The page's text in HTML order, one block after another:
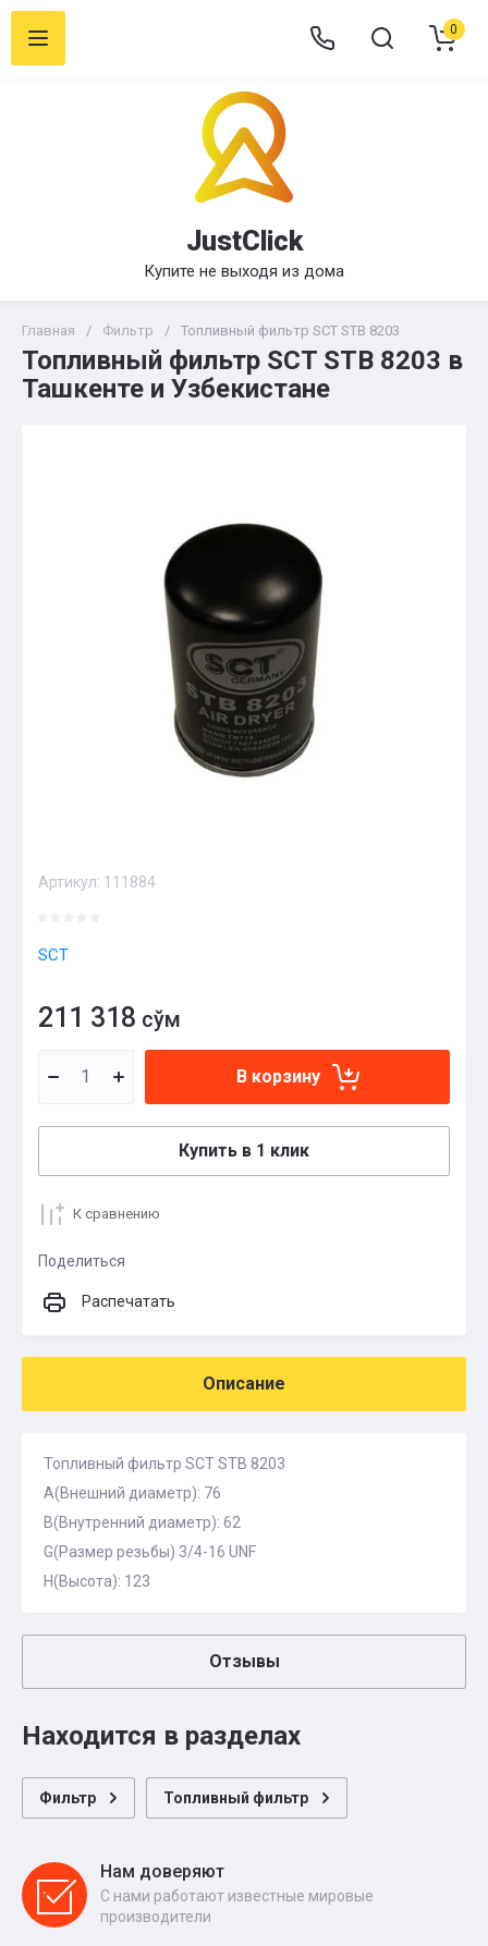
JustClick
Купите не выходя из дома
0
Главная / Фильтр / Топливный фильтр SCT STB 8203
Топливный фильтр SCT STB 8203 в
Ташкенте и Узбекистане
Артикул: 111884
SCT
211 318 сўм
В корзину
Купить в 1 клик
К сравнению
Поделиться
Распечатать
Описание
Топливный фильтр SCT STB 8203
A(Внешний диаметр): 76
B(Внутренний диаметр): 62
G(Размер резьбы) 3/4-16 UNF
H(Высота): 123
Отзывы
Находится в разделах
Фильтр Топливный фильтр
Нам доверяют
С нами работают известные мировые
производители